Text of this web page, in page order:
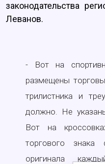
законодательства
Леванов.
- Вот на
размещены
трилистника и
должно. Не
Вот на
торгового
оригинала